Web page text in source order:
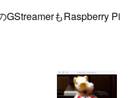
GStreamerもRaspberry Pi